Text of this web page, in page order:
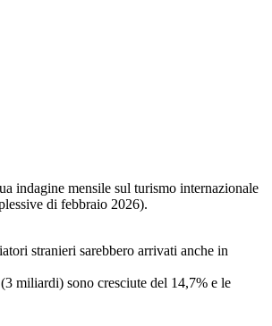
indagine mensile sul turismo internazionale
di febbraio 2026).
stranieri sarebbero arrivati anche in
miliardi) sono cresciute del 14,7% e le